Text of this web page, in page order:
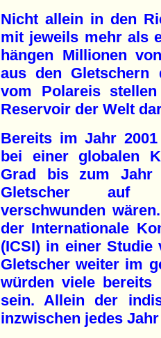
Nicht allein in den
mit jeweils mehr als
hängen Millionen
aus den Gletschern
vom Polareis
Reservoir der Welt
Bereits im Jahr
bei einer globalen
Grad bis zum Jahr
Gletscher auf
verschwunden
der Internationale
(ICSI) in einer Studie
Gletscher weiter im
würden viele bereits
sein. Allein der
inzwischen jedes